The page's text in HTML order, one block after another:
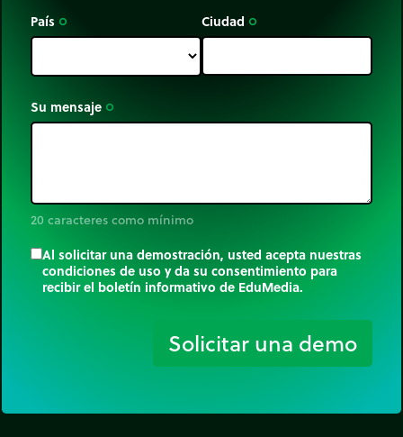
País trip_origin Ciudad trip_origin
Su mensaje trip_origin
20 caracteres como mínimo
Al solicitar una demostración, usted acepta nuestras
condiciones de uso y da su consentimiento para
recibir el boletín informativo de EduMedia.
Solicitar una demo